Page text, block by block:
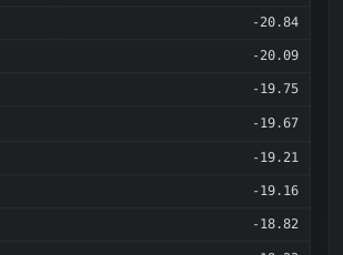
-20.84
-20.09
-19.75
-19.67
-19.21
-19.16
-18.82